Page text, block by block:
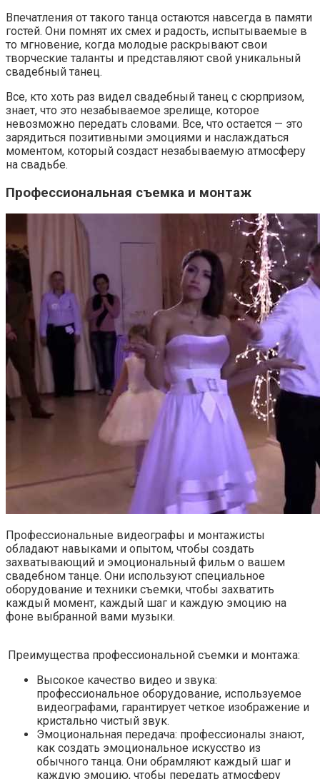
Впечатления от такого танца остаются навсегда в памяти
гостей. Они помнят их смех и радость, испытываемые в
то мгновение, когда молодые раскрывают свои
творческие таланты и представляют свой уникальный
свадебный танец.
Все, кто хоть раз видел свадебный танец с сюрпризом,
знает, что это незабываемое зрелище, которое
невозможно передать словами. Все, что остается — это
зарядиться позитивными эмоциями и наслаждаться
моментом, который создаст незабываемую атмосферу
на свадьбе.
Профессиональная съемка и монтаж
Профессиональные видеографы и монтажисты
обладают навыками и опытом, чтобы создать
захватывающий и эмоциональный фильм о вашем
свадебном танце. Они используют специальное
оборудование и техники съемки, чтобы захватить
каждый момент, каждый шаг и каждую эмоцию на
фоне выбранной вами музыки.
Преимущества профессиональной съемки и монтажа:
Высокое качество видео и звука:
профессиональное оборудование, используемое
видеографами, гарантирует четкое изображение и
кристально чистый звук.
Эмоциональная передача: профессионалы знают,
как создать эмоциональное искусство из
обычного танца. Они обрамляют каждый шаг и
каждую эмоцию, чтобы передать атмосферу